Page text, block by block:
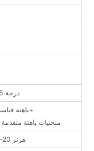
25 درجة
باهتة قياسية+
4 منحنيات باهتة متقدمة
0-20 هرتز